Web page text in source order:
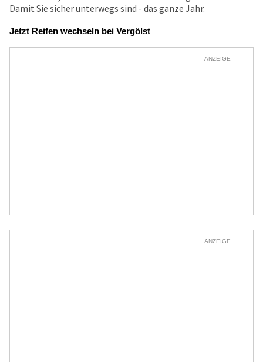
Damit Sie sicher unterwegs sind - das ganze Jahr.
Jetzt Reifen wechseln bei Vergölst
ANZEIGE
ANZEIGE